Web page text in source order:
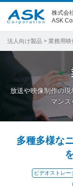
株式会
ASK
法人向け製品 > 業務用映
放送や映像制作の
マンス
多種多様な
ビデオストレー